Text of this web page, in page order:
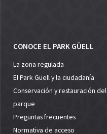
CONOCE EL PARK GÜELL
La zona regulada
El Park Güell y la ciudadanía
Conservación y restauración del
parque
Preguntas frecuentes
Normativa de acceso